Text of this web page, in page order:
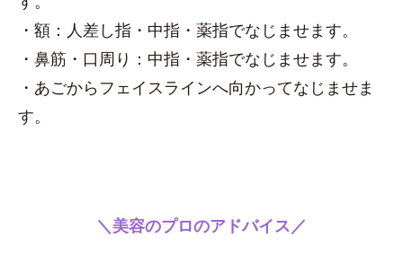
・額：人差し指・中指・薬指でなじませます。
・鼻筋・口周り：中指・薬指でなじませます。
・あごからフェイスラインへ向かってなじませま
す。
＼美容のプロのアドバイス／